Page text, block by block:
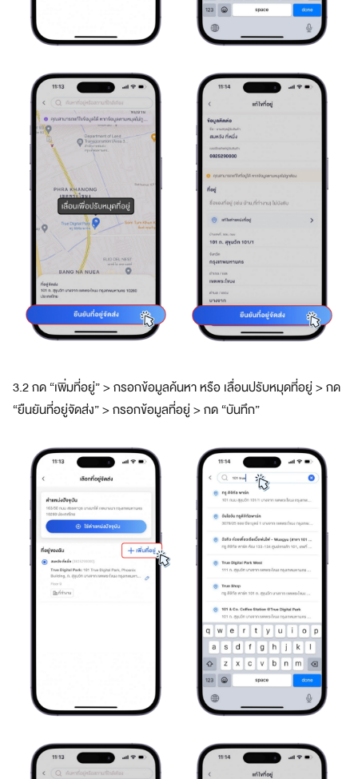
3.2 กด “เพิ่มที่อยู่” > กรอกข้อมูลค้นหา หรือ เลื่อนปรับหมุดที่อยู่ > กด
“ยืนยันที่อยู่จัดส่ง” > กรอกข้อมูลที่อยู่ > กด “บันทึก”